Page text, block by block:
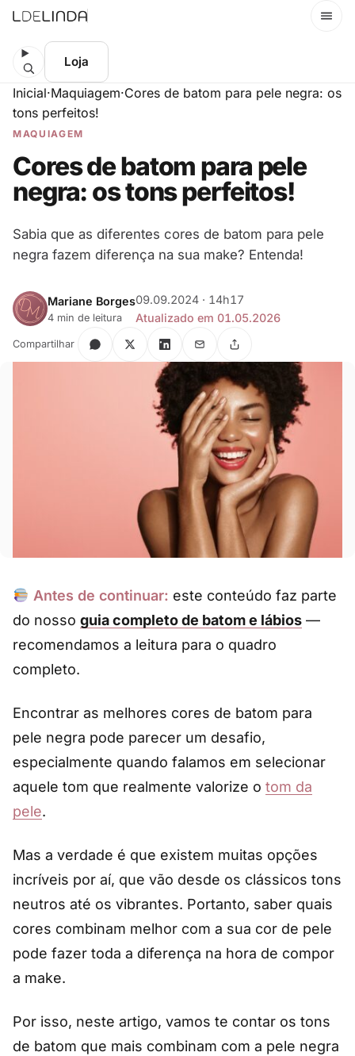
Menu
Loja
Inicial·Maquiagem·Cores de batom para pele negra: os
tons perfeitos!
MAQUIAGEM
Cores de batom para pele
negra: os tons perfeitos!
Sabia que as diferentes cores de batom para pele
negra fazem diferença na sua make? Entenda!
Mariane Borges
4 min de leitura
09.09.2024 · 14h17
Atualizado em 01.05.2026
Compartilhar
Antes de continuar: este conteúdo faz parte
do nosso guia completo de batom e lábios —
recomendamos a leitura para o quadro
completo.
Encontrar as melhores cores de batom para
pele negra pode parecer um desafio,
especialmente quando falamos em selecionar
aquele tom que realmente valorize o tom da
pele.
Mas a verdade é que existem muitas opções
incríveis por aí, que vão desde os clássicos tons
neutros até os vibrantes. Portanto, saber quais
cores combinam melhor com a sua cor de pele
pode fazer toda a diferença na hora de compor
a make.
Por isso, neste artigo, vamos te contar os tons
de batom que mais combinam com a pele negra